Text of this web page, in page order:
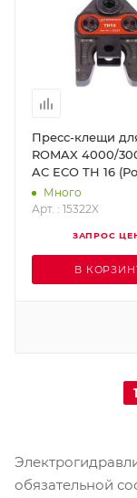
Пресс-клещи
ROMAX 4000/
AC ECO TH 16
ROTHENBERGER
Много
Арт. : 15322X
ЗАПРОС
В
1
обязательной